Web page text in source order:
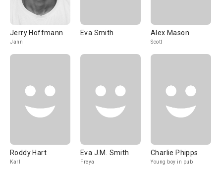
Jerry Hoffmann
Jann
Eva Smith Alex Mason
Scott
Roddy Hart
Karl
Eva J.M. Smith
Freya
Charlie Phipps
Young boy in pub